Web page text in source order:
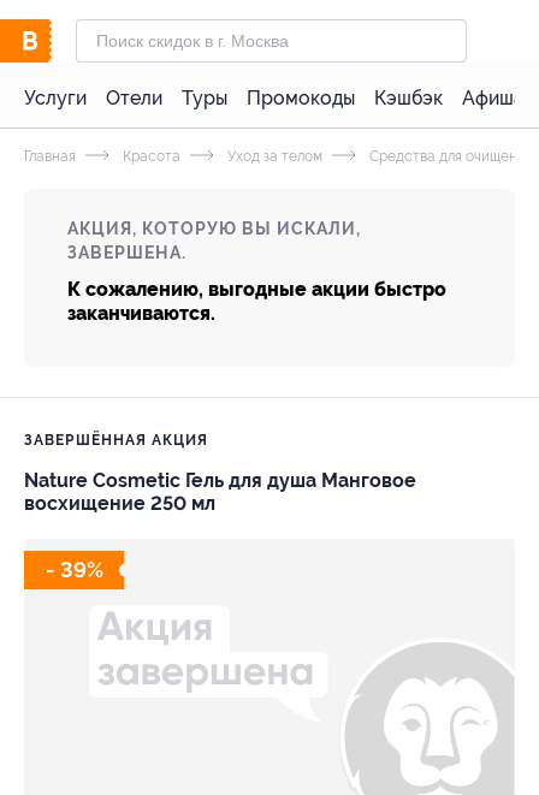
Услуги Отели Туры Промокоды Кэшбэк Афиша
Главная Красота Уход за телом Средства для очищения
АКЦИЯ, КОТОРУЮ ВЫ ИСКАЛИ,
ЗАВЕРШЕНА.
К сожалению, выгодные акции быстро
заканчиваются.
ЗАВЕРШЁННАЯ АКЦИЯ
Nature Cosmetic Гель для душа Манговое
восхищение 250 мл
- 39%